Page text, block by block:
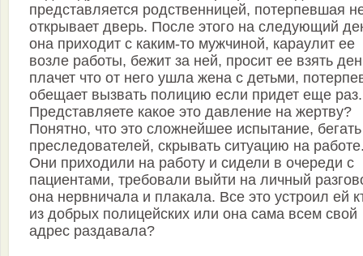
представляется родственницей, потерпевшая
открывает дверь. После этого на следующий
она приходит с каким-то мужчиной, караулит ее
возле работы, бежит за ней, просит ее взять
плачет что от него ушла жена с детьми,
обещает вызвать полицию если придет еще раз.
Представляете какое это давление на жертву?
Понятно, что это сложнейшее испытание,
преследователей, скрывать ситуацию на
Они приходили на работу и сидели в очереди с
пациентами, требовали выйти на личный
она нервничала и плакала. Все это устроил ей
из добрых полицейских или она сама всем свой
адрес раздавала?